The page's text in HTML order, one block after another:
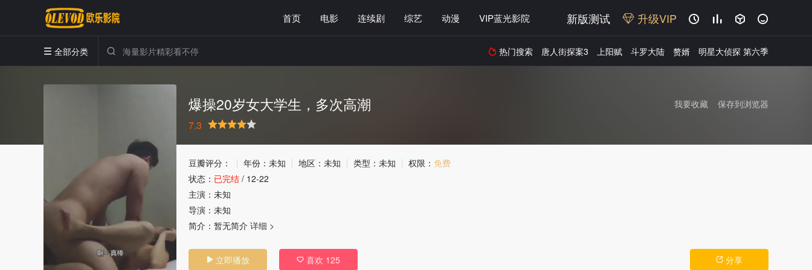
首页 电影 连续剧 综艺 动漫 VIP蓝光影院 新版测试 升级VIP    
 全部分类   热门搜索 唐人街探案3 上阳赋 斗罗大陆 赘婿 明星大侦探 第六季
保存到浏览器
我要收藏
爆操20岁女大学生，多次高潮
7.3
推荐力荐
豆瓣评分： 年份： 未知 地区： 未知 类型： 未知 权限： 免费
状态： 已完结 / 12-22
主演： 未知
导演： 未知
简介： 暂无简介 详细 >
 立即播放  喜欢 125  分享